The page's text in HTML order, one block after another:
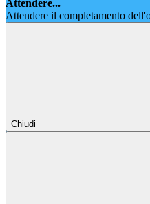
Attendere...
Attendere il completamento
Chiudi